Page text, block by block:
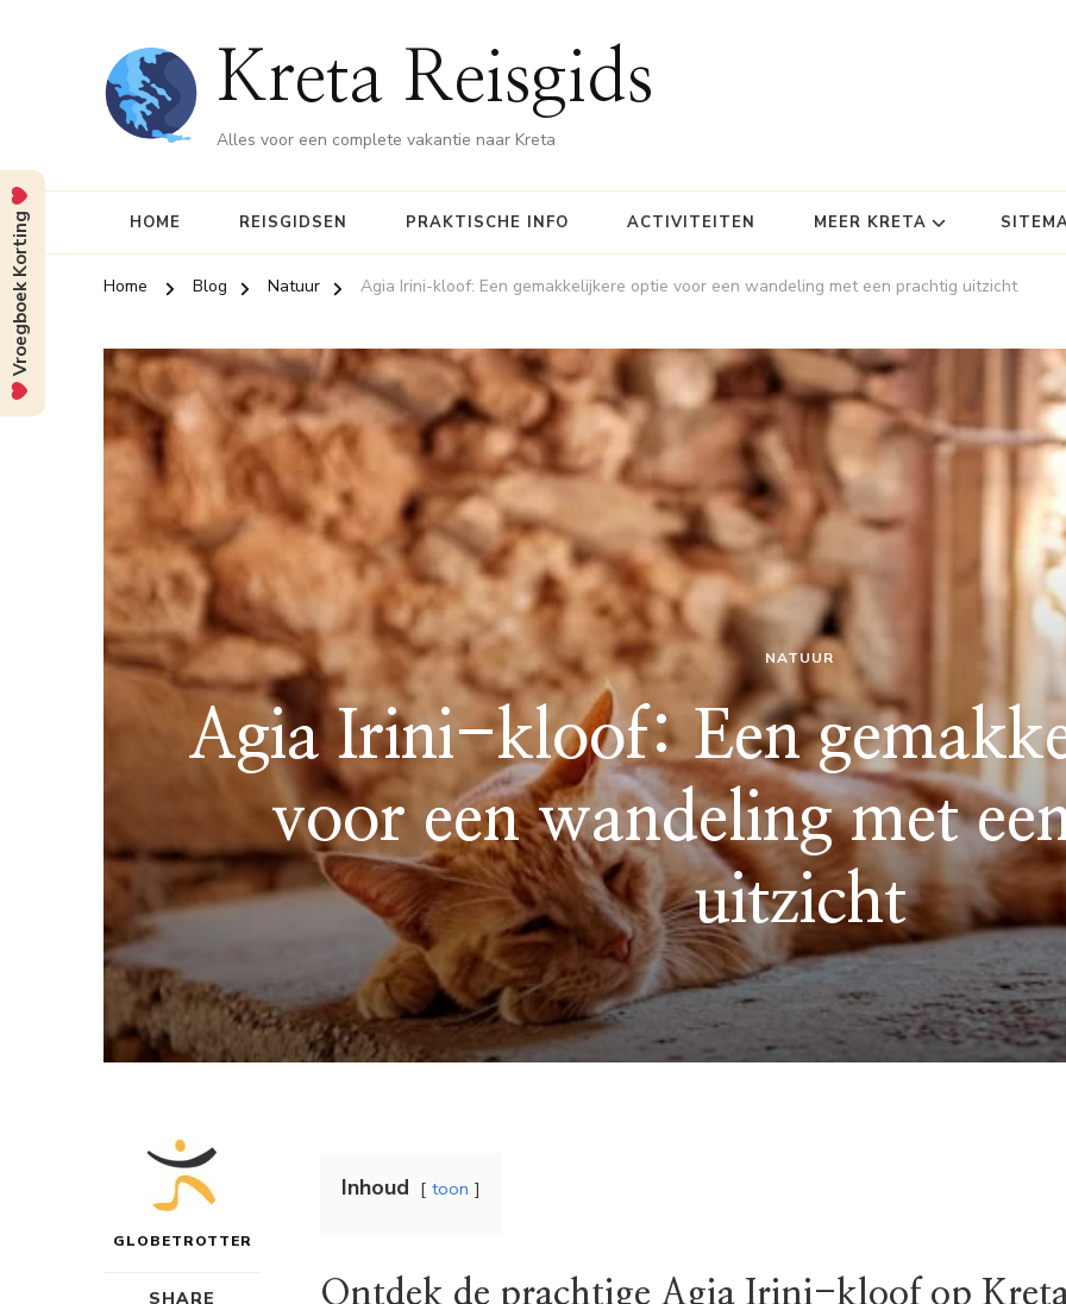
Kreta Reisgids
Alles voor een complete vakantie naar Kreta
HOME REISGIDSEN PRAKTISCHE INFO ACTIVITEITEN MEER KRETA
Home Blog Natuur Agia Irini-kloof: Een gemakkelijkere optie voor een wandeling met een prachtig uitzicht
NATUUR
Agia Irini-kloof: Een
voor een wandeling met
uitzicht
GLOBETROTTER
SHARE
Inhoud toon
Ontdek de prachtige Agia Irini-kloof op
Vroegboek Korting